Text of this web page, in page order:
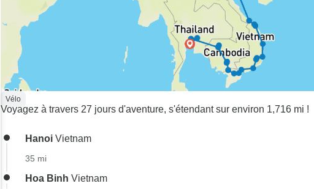
Vélo
Voyagez à travers 27 jours d'aventure, s'étendant sur environ 1,716 mi !
Hanoi Vietnam
35 mi
Hoa Binh Vietnam